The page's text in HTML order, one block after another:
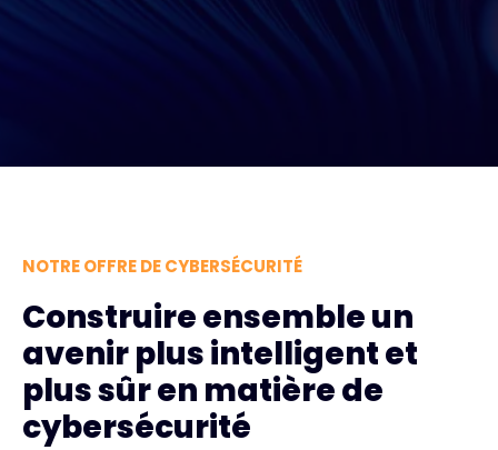
NOTRE OFFRE DE CYBERSÉCURITÉ
Construire ensemble un
avenir plus intelligent et
plus sûr en matière de
cybersécurité